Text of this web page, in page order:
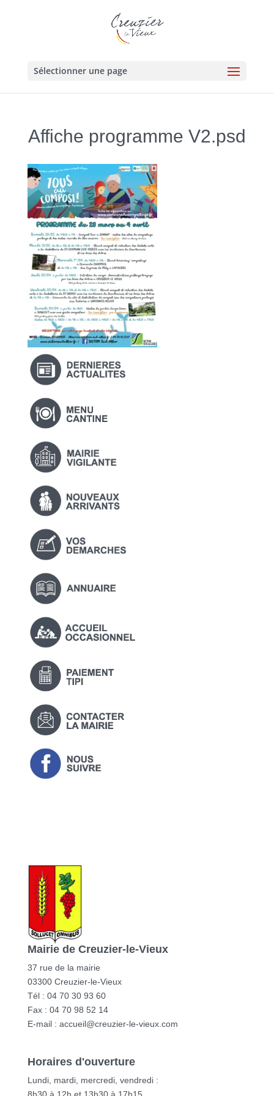
Sélectionner une page
Affiche programme V2.psd
Mairie de Creuzier-le-Vieux
37 rue de la mairie
03300 Creuzier-le-Vieux
Tél : 04 70 30 93 60
Fax : 04 70 98 52 14
E-mail : accueil@creuzier-le-vieux.com
Horaires d'ouverture
Lundi, mardi, mercredi, vendredi :
8h30 à 12h et 13h30 à 17h15